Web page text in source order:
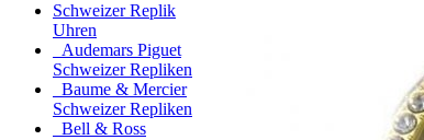
Schweizer Replik
Uhren
Audemars Piguet
Schweizer Repliken
Baume & Mercier
Schweizer Repliken
Bell & Ross